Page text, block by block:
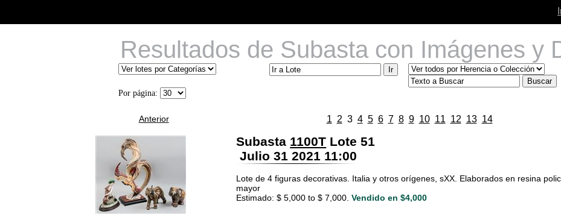
Resultados de Subasta con Imágenes y
Por página:
Anterior 1 2 3 4 5 6 7 8 9 10 11 12 13 14
Subasta 1100T Lote 51
Julio 31 2021 11:00
Lote de 4 figuras decorativas. Italia y otros orígenes, sXX. Elaborados en resina
mayor
Estimado: $ 5,000 to $ 7,000. Vendido en $4,000